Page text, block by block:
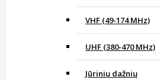
VHF (49-174 MHz)
UHF (380-470 MHz)
Jūrinių dažnių